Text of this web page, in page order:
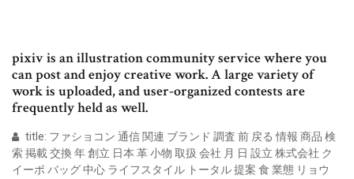
pixiv is an illustration community service where you
can post and enjoy creative work. A large variety of
work is uploaded, and user-organized contests are
frequently held as well.
title: ファショコン 通信 関連 ブランド 調査 前 戻る 情報 商品 検
索 掲載 交換 年 創立 日本 革 小物 取扱 会社 月 日 設立 株式会社 ク
イーポ バッグ 中心 ライフスタイル トータル 提案 食 業態 リョウ